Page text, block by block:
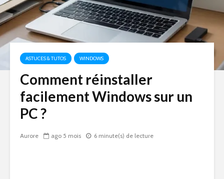
ASTUCES & TUTOS WINDOWS
Comment réinstaller
facilement Windows sur un
PC ?
Aurore ago 5 mois 6 minute(s) de lecture